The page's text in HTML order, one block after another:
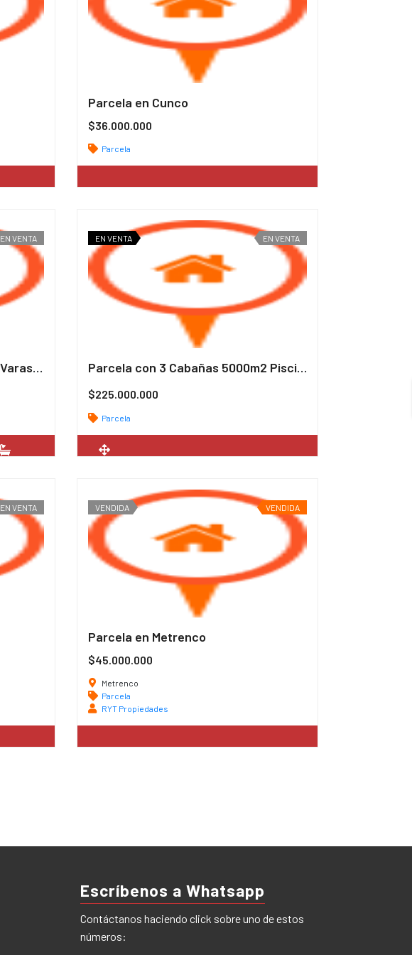
Parcela en Cunco
$36.000.000
Parcela
EN VENTA
Parcela en Condominio Puerto Varas 6000m2
EN VENTA EN VENTA
Parcela con 3 Cabañas 5000m2 Piscina en Panguipulli
$225.000.000
Parcela
EN VENTA VENDIDA VENDIDA
Parcela en Metrenco
$45.000.000
Metrenco
Parcela
RYT Propiedades
Escríbenos a Whatsapp
Contáctanos haciendo click sobre uno de estos
números: